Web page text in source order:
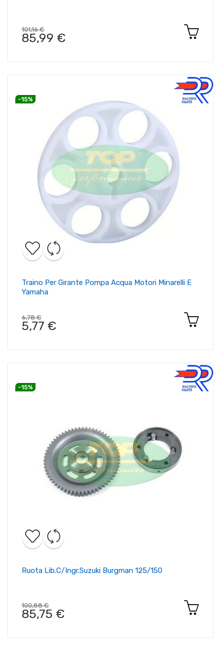
101,16 €
85,99 €
-15%
Traino Per Girante Pompa Acqua Motori Minarelli E
Yamaha
6,78 €
5,77 €
-15%
Ruota Lib.c/ingr.suzuki Burgman 125/150
100,88 €
85,75 €